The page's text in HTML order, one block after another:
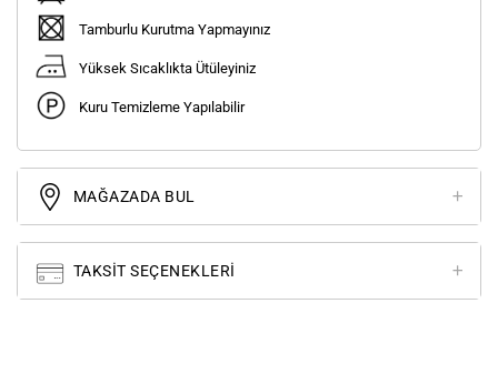
Tamburlu Kurutma Yapmayınız
Yüksek Sıcaklıkta Ütüleyiniz
Kuru Temizleme Yapılabilir
MAĞAZADA BUL
TAKSIT SEÇENEKLERI